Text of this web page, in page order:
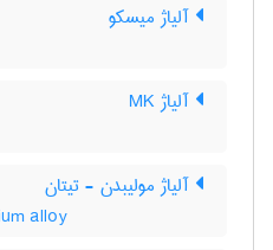
آلیاژ میسکو
آلیاژ MK
آلیاژ مولیبدن - تیتان
alloy